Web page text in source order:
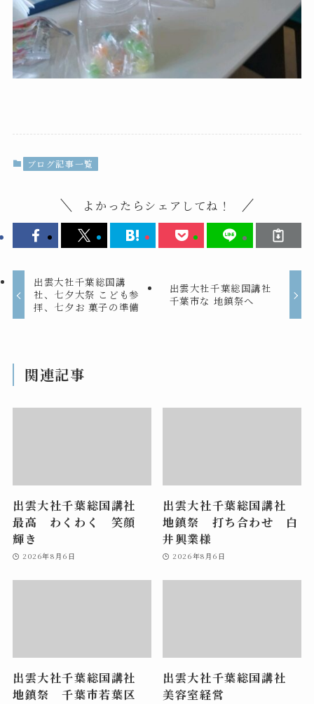
ブログ記事一覧
よかったらシェアしてね！
出雲大社千葉総国講
社、七夕大祭 こども参
拝、七夕お 菓子の準備
出雲大社千葉総国講社
千葉市な 地鎮祭へ
関連記事
出雲大社千葉総国講社
最高 わくわく 笑顔
輝き
2026年8月6日
出雲大社千葉総国講社
地鎮祭 打ち合わせ 白
井興業様
2026年8月6日
出雲大社千葉総国講社
地鎮祭 千葉市若葉区
出雲大社千葉総国講社
美容室経営